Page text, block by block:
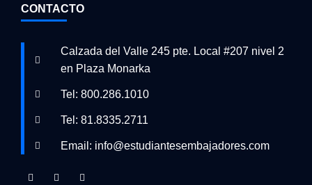
CONTACTO
Calzada del Valle 245 pte. Local #207 nivel 2
en Plaza Monarka
Tel: 800.286.1010
Tel: 81.8335.2711
Email: info@estudiantesembajadores.com